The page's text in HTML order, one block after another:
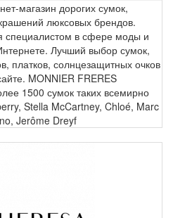
магазин дорогих сумок,
люксовых брендов.
специалистом в сфере моды и
Лучший выбор сумок,
платков, солнцезащитных очков
MONNIER FRERES
1500 сумок таких всемирно
Stella McCartney, Chloé, Marc
Jerôme Dreyf